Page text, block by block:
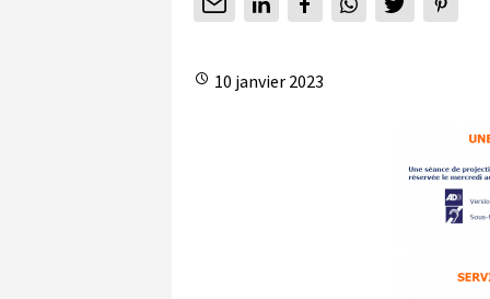
10 janvier 2023